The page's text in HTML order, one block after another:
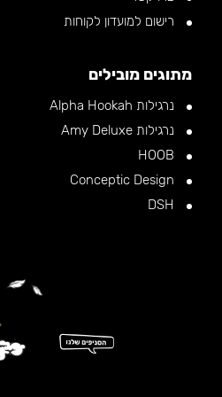
רישום למועדון לקוחות
מתוגים מובילים
נרגילות Alpha Hookah
נרגילות Amy Deluxe